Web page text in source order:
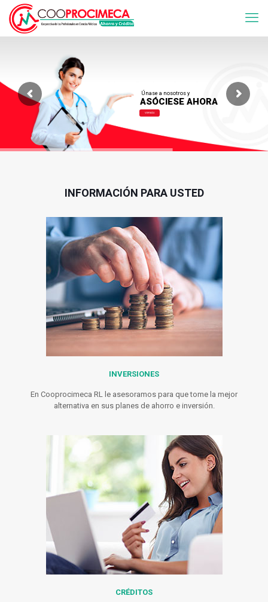
Únase a nosotros y
ASÓCIESE AHORA
VER MÁS
INFORMACIÓN PARA USTED
INVERSIONES
En Cooprocimeca RL le asesoramos para que tome la mejor
alternativa en sus planes de ahorro e inversión.
CRÉDITOS